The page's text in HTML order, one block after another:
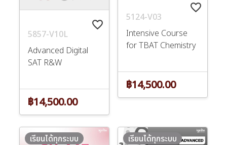
favorite_border
5857-V10L
Advanced Digital
SAT R&W
฿14,500.00
favorite_border
5124-V03
Intensive Course
for TBAT Chemistry
฿14,500.00
เรียนได้ทุกระบบ เรียนได้ทุกระบบ